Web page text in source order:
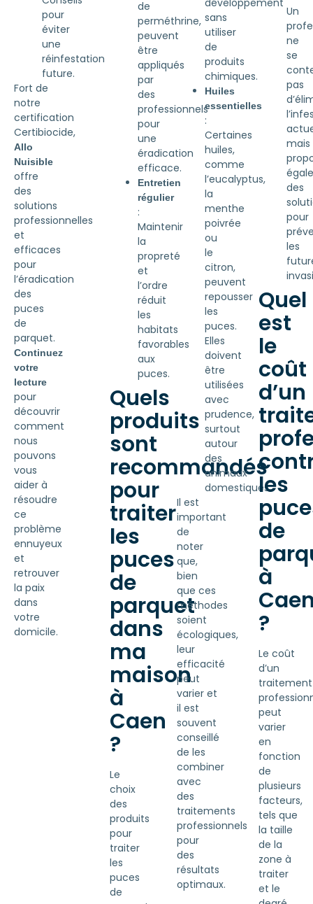
pour
éviter
une
réinfestation
future.
Fort de
notre
certification
Certibiocide,
Allo
Nuisible
offre
des
solutions
professionnelles
et
efficaces
pour
l’éradication
des
puces
de
parquet.
Continuez
votre
lecture
pour
découvrir
comment
nous
pouvons
vous
aider à
résoudre
ce
problème
ennuyeux
et
retrouver
la paix
dans
votre
domicile.
de
perméthrine,
peuvent
être
appliqués
par
des
professionnels
pour
une
éradication
efficace.
Entretien
régulier
:
Maintenir
la
propreté
et
l’ordre
réduit
les
habitats
favorables
aux
puces.
Quels
produits
sont
recommandés
pour
traiter
les
puces
de
parquet
dans
ma
maison
à
Caen
?
Le
choix
des
produits
pour
traiter
les
puces
de
sans
utiliser
de
produits
chimiques.
Huiles
essentielles
:
Certaines
huiles,
comme
l’eucalyptus,
la
menthe
poivrée
ou
le
citron,
peuvent
repousser
les
puces.
Elles
doivent
être
utilisées
avec
prudence,
surtout
autour
des
animaux
domestiques.
Il est
important
de
noter
que,
bien
que ces
méthodes
soient
écologiques,
leur
efficacité
peut
varier et
il est
souvent
conseillé
de les
combiner
avec
des
traitements
professionnels
pour
des
résultats
optimaux.
Un
ne
se
pas
mais
des
pour
les
Quel
est
le
coût
d’un
les
de
à
?
Le coût
d’un
traitement
peut
varier
en
fonction
de
plusieurs
facteurs,
tels que
la taille
de la
zone à
traiter
et le